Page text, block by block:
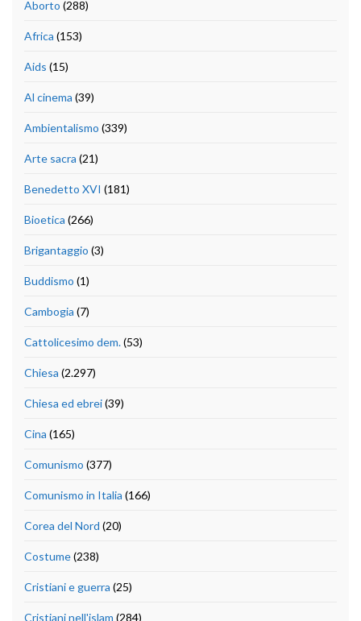
Aborto (288)
Africa (153)
Aids (15)
Al cinema (39)
Ambientalismo (339)
Arte sacra (21)
Benedetto XVI (181)
Bioetica (266)
Brigantaggio (3)
Buddismo (1)
Cambogia (7)
Cattolicesimo dem.(53)
Chiesa (2.297)
Chiesa ed ebrei(39)
Cina (165)
Comunismo (377)
Comunismo in Italia (166)
Corea del Nord (20)
Costume(238)
Cristiani e guerra (25)
Cristiani nell'islam (284)